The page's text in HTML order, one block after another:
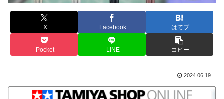
X Facebook はてブ
Pocket LINE コピー
2024.06.19